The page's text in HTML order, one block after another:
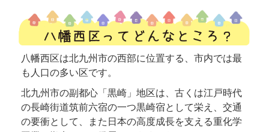
八幡西区は北九州市の西部に位置する、市内では最
も人口の多い区です。
北九州市の副都心「黒崎」地区は、古くは江戸時代
の長崎街道筑前六宿の一つ黒崎宿として栄え、交通
の要衝として、また日本の高度成長を支える重化学